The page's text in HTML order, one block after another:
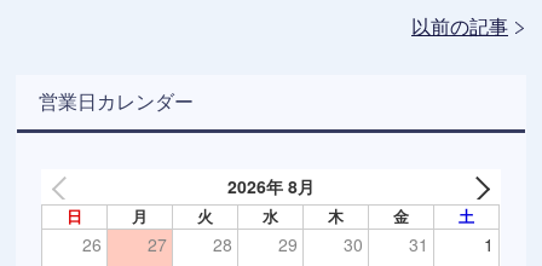
以前の記事
営業日カレンダー
2026年 8月
日 月 火 水 木 金 土
26 27 28 29 30 31 1